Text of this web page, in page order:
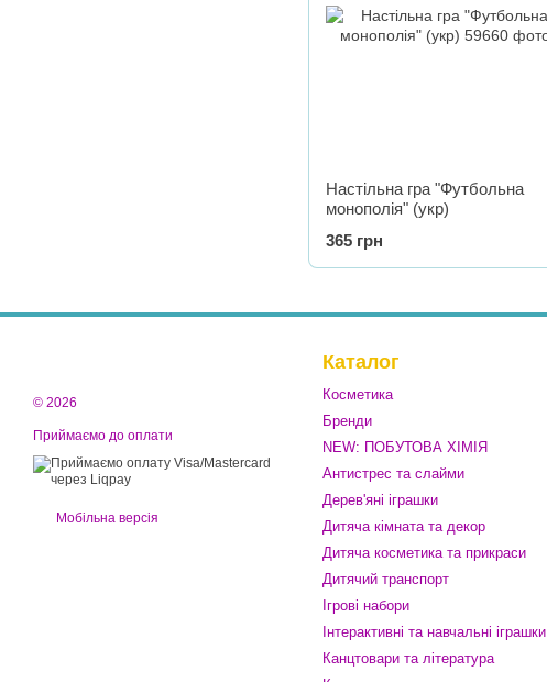
Настільна гра "Футбольна
монополія" (укр)
365 грн
© 2026
Приймаємо до оплати
Мобільна версія
Каталог
Косметика
Бренди
NEW: ПОБУТОВА ХІМІЯ
Антистрес та слайми
Дерев'яні іграшки
Дитяча кімната та декор
Дитяча косметика та прикраси
Дитячий транспорт
Ігрові набори
Інтерактивні та навчальні іграшки
Канцтовари та література